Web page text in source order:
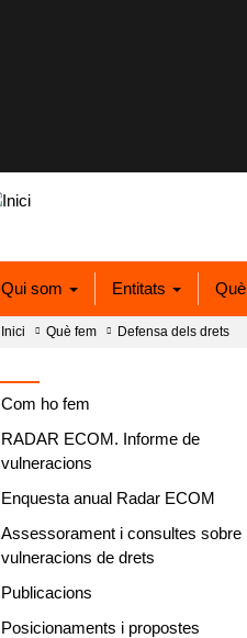
Qui som Entitats
Inici Què fem Defensa dels drets
Com ho fem
RADAR ECOM. Informe de
vulneracions
Enquesta anual Radar ECOM
Assessorament i consultes sobre
vulneracions de drets
Publicacions
Posicionaments i propostes